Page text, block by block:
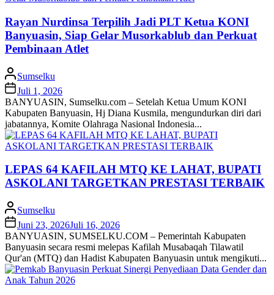
Rayan Nurdinsa Terpilih Jadi PLT Ketua KONI
Banyuasin, Siap Gelar Musorkablub dan Perkuat
Pembinaan Atlet
Sumselku
Juli 1, 2026
BANYUASIN, Sumselku.com – Setelah Ketua Umum KONI
Kabupaten Banyuasin, Hj Diana Kusmila, mengundurkan diri dari
jabatannya, Komite Olahraga Nasional Indonesia...
LEPAS 64 KAFILAH MTQ KE LAHAT, BUPATI
ASKOLANI TARGETKAN PRESTASI TERBAIK
Sumselku
Juni 23, 2026Juli 16, 2026
BANYUASIN, SUMSELKU.COM – Pemerintah Kabupaten
Banyuasin secara resmi melepas Kafilah Musabaqah Tilawatil
Qur'an (MTQ) dan Hadist Kabupaten Banyuasin untuk mengikuti...